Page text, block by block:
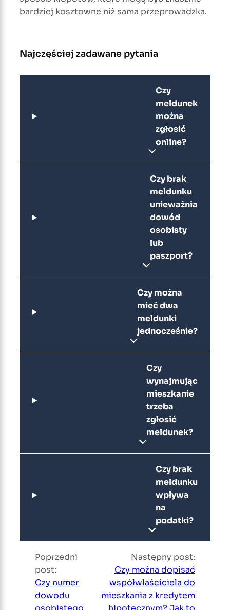
bardziej kosztowne niż sama przeprowadzka.
Najczęściej zadawane pytania
Czy
meldunek
można
zgłosić
online?
Czy brak
meldunku
unieważnia
dowód
osobisty
lub
paszport?
Czy można
mieć dwa
meldunki
jednocześnie?
Czy
wynajmując
mieszkanie
trzeba
zgłosić
meldunek?
Czy brak
meldunku
wpływa
na
podatki?
Poprzedni
post:
Czy numer
dowodu
Następny post:
Czy można dopisać
współwłaściciela do
mieszkania z kredytem